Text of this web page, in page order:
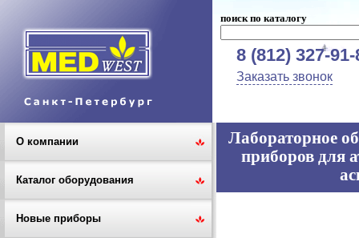
поиск по каталогу
8 (812) 327-91-
Заказать звонок
О компании
Каталог оборудования
Новые приборы
Лабораторное
приборов для